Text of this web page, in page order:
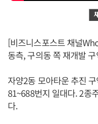
[비즈니스포스트 채널
동측, 구의동 쪽 재개발
자양2동 모아타운 추진
81~688번지 일대다. 2종
다.